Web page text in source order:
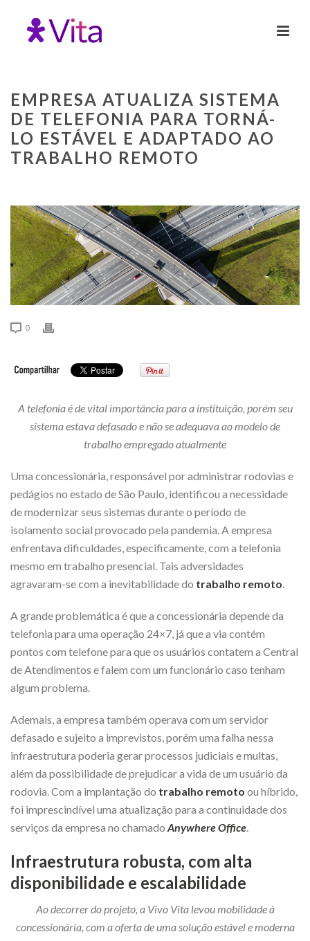
EMPRESA ATUALIZA SISTEMA
DE TELEFONIA PARA TORNÁ-
LO ESTÁVEL E ADAPTADO AO
TRABALHO REMOTO
0
A telefonia é de vital importância para a instituição, porém seu
sistema estava defasado e não se adequava ao modelo de
trabalho empregado atualmente
Uma concessionária, responsável por administrar rodovias e
pedágios no estado de São Paulo, identificou a necessidade
de modernizar seus sistemas durante o período de
isolamento social provocado pela pandemia. A empresa
enfrentava dificuldades, especificamente, com a telefonia
mesmo em trabalho presencial. Tais adversidades
agravaram-se com a inevitabilidade do trabalho remoto
A grande problemática é que a concessionária depende da
telefonia para uma operação 24×7, já que a via contém
pontos com telefone para que os usuários contatem a Central
de Atendimentos e falem com um funcionário caso tenham
algum problema.
Ademais, a empresa também operava com um servidor
defasado e sujeito a imprevistos, porém uma falha nessa
infraestrutura poderia gerar processos judiciais e multas,
além da possibilidade de prejudicar a vida de um usuário da
rodovia. Com a implantação do trabalho remoto ou híbrido,
foi imprescindível uma atualização para a continuidade dos
serviços da empresa no chamado Anywhere Office
Infraestrutura robusta, com alta
disponibilidade e escalabilidade
Ao decorrer do projeto, a Vivo Vita levou mobilidade à
concessionária, com a oferta de uma solução estável e moderna